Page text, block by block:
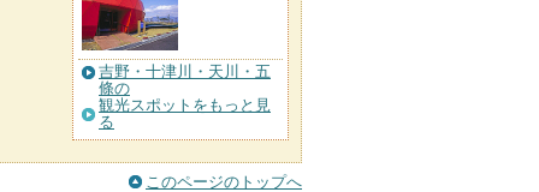
吉野・十津川・天川・五
條の
観光スポットをもっと見
る
このページのトップへ